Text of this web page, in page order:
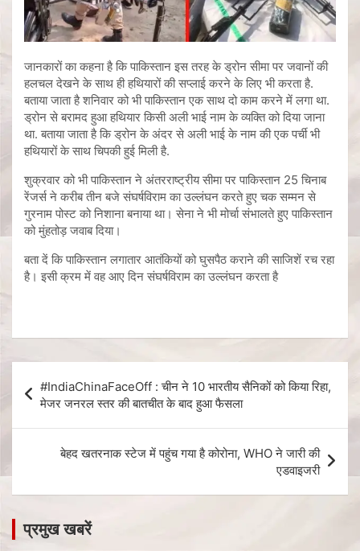
जानकारों का कहना है कि पाकिस्तान इस तरह के ड्रोन सीमा पर जवानों की
हलचल देखने के साथ ही हथियारों की सप्लाई करने के लिए भी करता है.
बताया जाता है शनिवार को भी पाकिस्तान एक साथ दो काम करने में लगा था.
ड्रोन से बरामद हुआ हथियार किसी अली भाई नाम के व्यक्ति को दिया जाना
था. बताया जाता है कि ड्रोन के अंदर से अली भाई के नाम की एक पर्ची भी
हथियारों के साथ चिपकी हुई मिली है.
शुक्रवार को भी पाकिस्तान ने अंतरराष्ट्रीय सीमा पर पाकिस्तान 25 चिनाब
रेंजर्स ने करीब तीन बजे संघर्षविराम का उल्लंघन करते हुए चक सम्मन से
गुरनाम पोस्ट को निशाना बनाया था। सेना ने भी मोर्चा संभालते हुए पाकिस्तान
को मुंहतोड़ जवाब दिया।
बता दें कि पाकिस्तान लगातार आतंकियों को घुसपैठ कराने की साजिशें रच रहा
है। इसी क्रम में वह आए दिन संघर्षविराम का उल्लंघन करता है
#IndiaChinaFaceOff : चीन ने 10 भारतीय सैनिकों को किया रिहा,
मेजर जनरल स्तर की बातचीत के बाद हुआ फैसला
बेहद खतरनाक स्टेज में पहुंच गया है कोरोना, WHO ने जारी की
एडवाइजरी
प्रमुख खबरें